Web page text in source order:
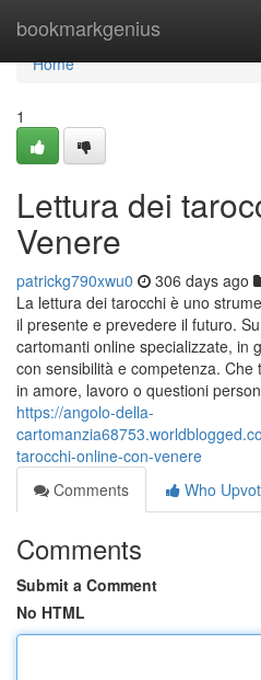
bookmarkgenius
Home
Home
1
Lettura dei
Venere
patrickg790xwu0 306 days ago
La lettura dei tarocchi è uno
il presente e prevedere il futuro.
cartomanti online specializzate, in
con sensibilità e competenza.
in amore, lavoro o questioni
https://angolo-della-
tarocchi-online-con-venere
Comments
Who
Comments
Submit a Comment
No HTML